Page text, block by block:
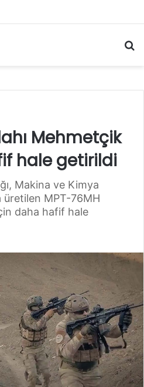
Hedef “Siber Vatan”
Mehmetçik
hale getirildi
Makina ve Kimya
üretilen MPT-76MH
daha hafif hale